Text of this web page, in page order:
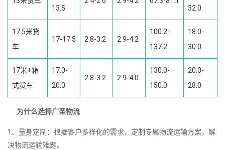
13.5
32.0
17.5米货
车
17-17.5 2.8-3.2 2.9-4.2
100.2-
137.2
18.0-
30.0
17米+箱
式货车
17.0-
20.0
2.8-3.2 2.9-4.0
130.0-
150.0
20.0-
28.0
为什么选择广圣物流
1、量身定制：根据客户多样化的需求，定制专属物流运输方案，解
决物流运输难题。